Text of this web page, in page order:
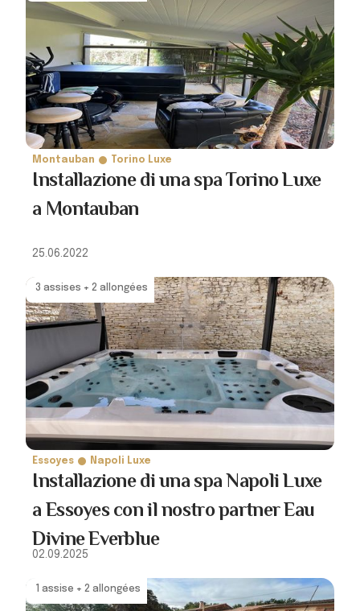
Montauban Torino Luxe
Installazione di una spa Torino Luxe
a Montauban
25.06.2022
3 assises + 2 allongées
Essoyes Napoli Luxe
Installazione di una spa Napoli Luxe
a Essoyes con il nostro partner Eau
Divine Everblue
02.09.2025
1 assise + 2 allongées